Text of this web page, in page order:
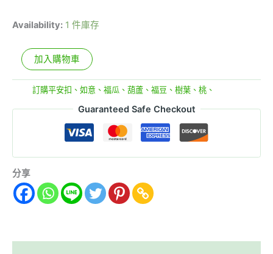
Availability: 1 件庫存
加入購物車
訂購平安扣、如意、福瓜、葫蘆、福豆、樹葉、桃、
Guaranteed Safe Checkout
分享